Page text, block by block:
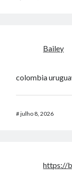
Bailey
colombia
#julho 8, 2026
https://